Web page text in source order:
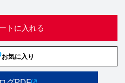
トに入れる
お気に入り